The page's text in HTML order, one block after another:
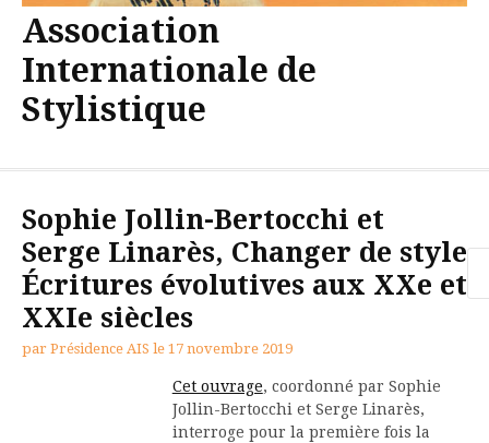
Association
Internationale de
Stylistique
Sophie Jollin-Bertocchi et
Serge Linarès, Changer de style
Écritures évolutives aux XXe et
XXIe siècles
par Présidence AIS le 17 novembre 2019
Cet ouvrage, coordonné par Sophie
Jollin-Bertocchi et Serge Linarès,
interroge pour la première fois la